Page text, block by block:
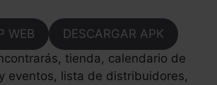
WEB
DESCARGAR APK
tienda, calendario de
eventos, lista de distribuidores,